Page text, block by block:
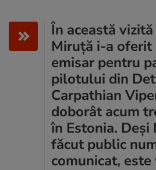
În această
Miruță i-a oferit
emisar pentru
pilotului din
Carpathian
doborât acum
în Estonia. Deși
făcut public
comunicat,